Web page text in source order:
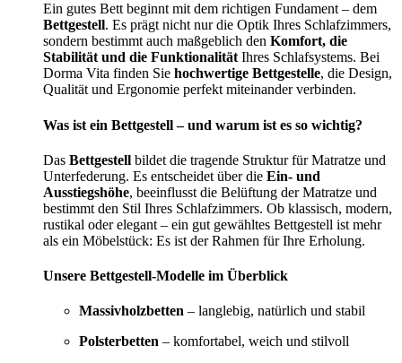
Ein gutes Bett beginnt mit dem richtigen Fundament – dem
Bettgestell. Es prägt nicht nur die Optik Ihres Schlafzimmers,
sondern bestimmt auch maßgeblich den Komfort, die
Stabilität und die Funktionalität Ihres Schlafsystems. Bei
Dorma Vita finden Sie hochwertige Bettgestelle, die Design,
Qualität und Ergonomie perfekt miteinander verbinden.
Was ist ein Bettgestell – und warum ist es so wichtig?
Das Bettgestell bildet die tragende Struktur für Matratze und
Unterfederung. Es entscheidet über die Ein- und
Ausstiegshöhe, beeinflusst die Belüftung der Matratze und
bestimmt den Stil Ihres Schlafzimmers. Ob klassisch, modern,
rustikal oder elegant – ein gut gewähltes Bettgestell ist mehr
als ein Möbelstück: Es ist der Rahmen für Ihre Erholung.
Unsere Bettgestell-Modelle im Überblick
Massivholzbetten – langlebig, natürlich und stabil
Polsterbetten – komfortabel, weich und stilvoll